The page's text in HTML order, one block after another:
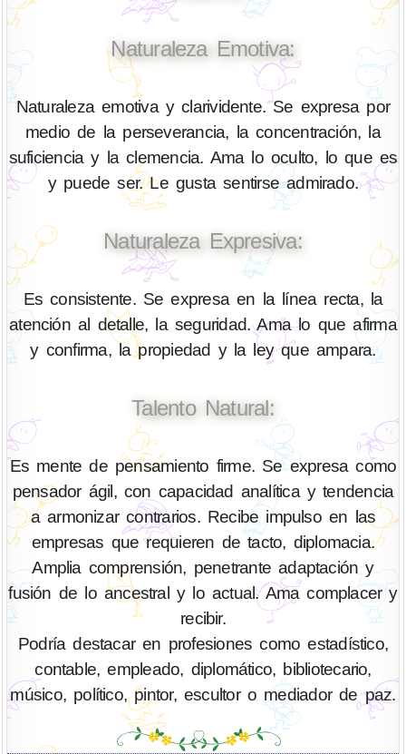
Naturaleza Emotiva:
Naturaleza emotiva y clarividente. Se expresa por
medio de la perseverancia, la concentración, la
suficiencia y la clemencia. Ama lo oculto, lo que es
y puede ser. Le gusta sentirse admirado.
Naturaleza Expresiva:
Es consistente. Se expresa en la línea recta, la
atención al detalle, la seguridad. Ama lo que afirma
y confirma, la propiedad y la ley que ampara.
Talento Natural:
Es mente de pensamiento firme. Se expresa como
pensador ágil, con capacidad analítica y tendencia
a armonizar contrarios. Recibe impulso en las
empresas que requieren de tacto, diplomacia.
Amplia comprensión, penetrante adaptación y
fusión de lo ancestral y lo actual. Ama complacer y
recibir.
Podría destacar en profesiones como estadístico,
contable, empleado, diplomático, bibliotecario,
músico, político, pintor, escultor o mediador de paz.